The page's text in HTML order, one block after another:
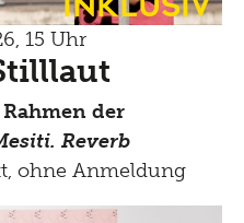
15 Uhr
der
Reverb
ohne Anmeldung